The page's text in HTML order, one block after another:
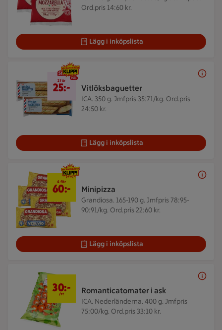
Ord.pris 14:60 kr.
Lägg i inköpslista
Vitlöksbaguetter
ICA. 350 g. Jmfpris 35:71/kg. Ord.pris
24:50 kr.
2 för 25 kr
2 för
25:-
Lägg i inköpslista
Minipizza
Grandiosa. 165-190 g. Jmfpris 78:95-
90:91/kg. Ord.pris 22:60 kr.
4 för 60 kr
4 för
60:-
Lägg i inköpslista
Romanticatomater i ask
ICA. Nederländerna. 400 g. Jmfpris
75:00/kg. Ord.pris 33:10 kr.
30 kr/st
30:-
/st